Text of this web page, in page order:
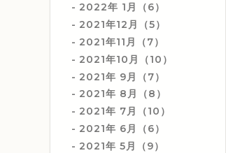
2022年 1月（6）
2021年12月（5）
2021年11月（7）
2021年10月（10）
2021年 9月（7）
2021年 8月（8）
2021年 7月（10）
2021年 6月（6）
2021年 5月（9）